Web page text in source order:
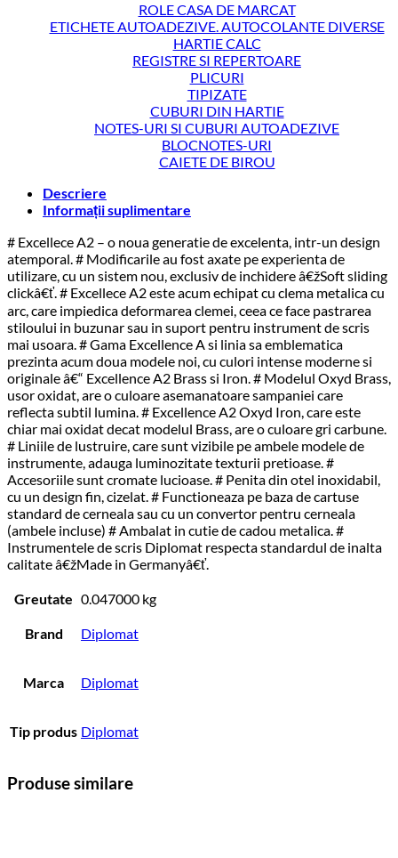
ROLE CASA DE MARCAT
ETICHETE AUTOADEZIVE. AUTOCOLANTE DIVERSE
HARTIE CALC
REGISTRE SI REPERTOARE
PLICURI
TIPIZATE
CUBURI DIN HARTIE
NOTES-URI SI CUBURI AUTOADEZIVE
BLOCNOTES-URI
CAIETE DE BIROU
Descriere
Informații suplimentare
# Excellece A2 – o noua generatie de excelenta, intr-un design
atemporal. # Modificarile au fost axate pe experienta de
utilizare, cu un sistem nou, exclusiv de inchidere â€žSoft sliding
clickâ€ť. # Excellece A2 este acum echipat cu clema metalica cu
arc, care impiedica deformarea clemei, ceea ce face pastrarea
stiloului in buzunar sau in suport pentru instrument de scris
mai usoara. # Gama Excellence A si linia sa emblematica
prezinta acum doua modele noi, cu culori intense moderne si
originale â€“ Excellence A2 Brass si Iron. # Modelul Oxyd Brass,
usor oxidat, are o culoare asemanatoare sampaniei care
reflecta subtil lumina. # Excellence A2 Oxyd Iron, care este
chiar mai oxidat decat modelul Brass, are o culoare gri carbune.
# Liniile de lustruire, care sunt vizibile pe ambele modele de
instrumente, adauga luminozitate texturii pretioase. #
Accesoriile sunt cromate lucioase. # Penita din otel inoxidabil,
cu un design fin, cizelat. # Functioneaza pe baza de cartuse
standard de cerneala sau cu un convertor pentru cerneala
(ambele incluse) # Ambalat in cutie de cadou metalica. #
Instrumentele de scris Diplomat respecta standardul de inalta
calitate â€žMade in Germanyâ€ť.
Greutate 0.047000 kg
Brand Diplomat
Marca Diplomat
Tip produs Diplomat
Produse similare